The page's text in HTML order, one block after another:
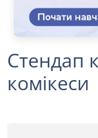
Стендап
комікеси